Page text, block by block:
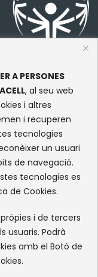
A PERSONES
, al seu web
i altres
i recuperen
tecnologies
un usuari
de navegació.
tecnologies es
de Cookies.
i de tercers
usuaris. Podrà
amb el Botó de
S/N